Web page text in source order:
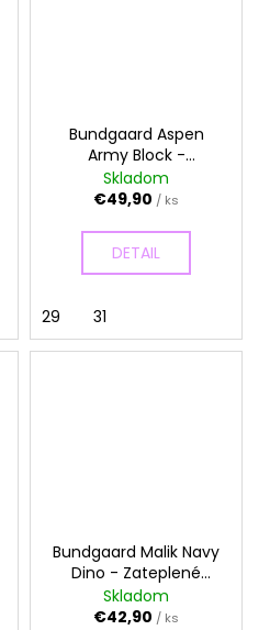
Bundgaard Aspen
Army Block -
Zateplené gumáky
Skladom
€49,90 / ks
DETAIL
29 31
Bundgaard Malik Navy
Dino - Zateplené
gumáky
Skladom
€42,90 / ks